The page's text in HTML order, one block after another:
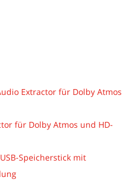
Extractor für Dolby Atmos
für Dolby Atmos und HD-
Speicherstick mit